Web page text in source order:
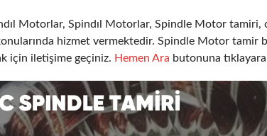
Motorlar, Spindıl Motorlar, Spindle Motor tamiri,
hizmet vermektedir. Spindle Motor tamir
için iletişime geçiniz. Hemen Ara butonuna